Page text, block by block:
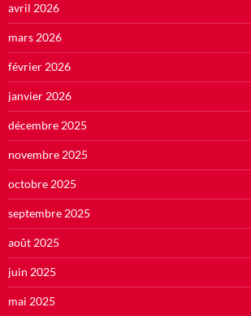
avril 2026
mars 2026
février 2026
janvier 2026
décembre 2025
novembre 2025
octobre 2025
septembre 2025
août 2025
juin 2025
mai 2025